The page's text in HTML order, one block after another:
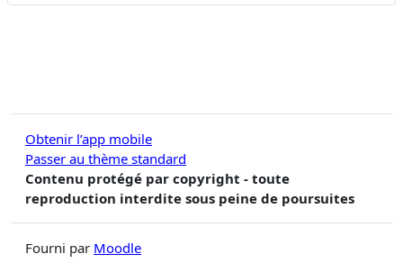
Obtenir l’app mobile
Passer au thème standard
Contenu protégé par copyright - toute
reproduction interdite sous peine de poursuites
Fourni par Moodle